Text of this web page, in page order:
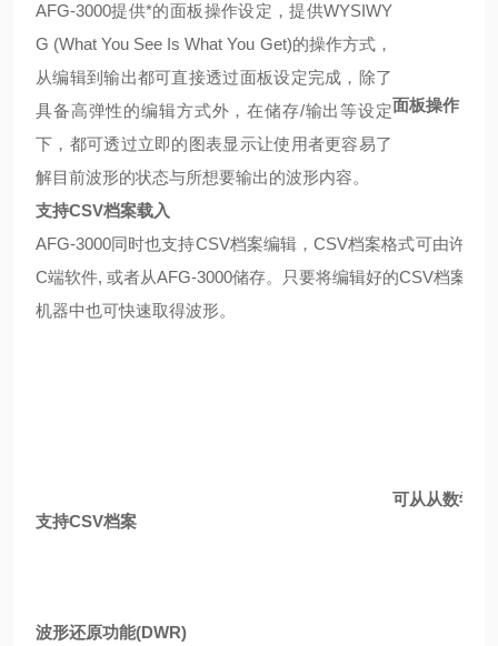
AFG-3000提供*的面板操作设定，提供WYSIWY
G (What You See Is What You Get)的操作方式，
从编辑到输出都可直接透过面板设定完成，除了
具备高弹性的编辑方式外，在储存/输出等设定
下，都可透过立即的图表显示让使用者更容易了
解目前波形的状态与所想要输出的波形内容。
面板操作
支持CSV档案载入
AFG-3000同时也支持CSV档案编辑，CSV档案格式可由许多
C端软件, 或者从AFG-3000储存。只要将编辑好的CSV档案透
机器中也可快速取得波形。
支持CSV档案
可从从数学运
波形还原功能(DWR)